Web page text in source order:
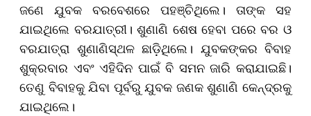
ଜଣେ ଯୁବକ ବରବେଶରେ ପହଞ୍ଚିଥିଲେ। ତାଙ୍କ ସହ
ଯାଇଥିଲେ ବରଯାତ୍ରୀ। ଶୁଣାଣି ଶେଷ ହେବା ପରେ ବର ଓ
ବରଯାତ୍ରା ଶୁଣାଣିସ୍ଥଳ ଛାଡ଼ିଥିଲେ। ଯୁବକଙ୍କର ବିବାହ
ଶୁକ୍ରବାର ଏବଂ ଏହିଦିନ ପାଇଁ ବି ସମନ ଜାରି କରାଯାଇଛି।
ତେଣୁ ବିବାହକୁ ଯିବା ପୂର୍ବରୁ ଯୁବକ ଜଣକ ଶୁଣାଣି କେନ୍ଦ୍ରକୁ
ଯାଇଥିଲେ।